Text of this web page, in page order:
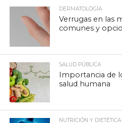
DERMATOLOGÍA
Verrugas en las
comunes y
SALUD PÚBLICA
Importancia de
salud humana
NUTRICIÓN Y DIETÉTICA